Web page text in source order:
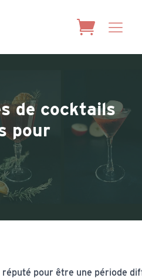
de cocktails
pour
pour être une période